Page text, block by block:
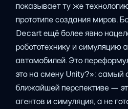
показывает ту же
прототипе создания миров.
Decart ещё более явно
робототехнику и симуляцию
автомобилей. Это
это на смену Unity?»: самый
ближайшей перспективе —
агентов и симуляция, а не